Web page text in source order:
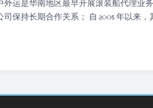
外运是华南地区最早开展滚装船代理业
司保持长期合作关系； 自 2005 年以来